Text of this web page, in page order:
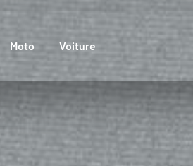
Moto Voiture